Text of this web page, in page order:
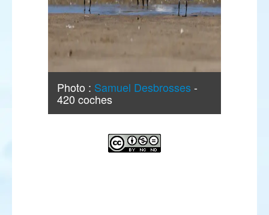
Photo : Samuel Desbrosses -
420 coches